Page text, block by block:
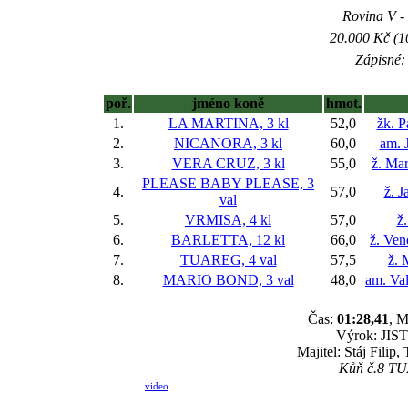
Rovina V
20.000 Kč
poř. jméno koně
hmot.
1.
LA MARTINA, 3 kl 52,0
žk.
2.
NICANORA, 3 kl 60,0
am.
3.
VERA CRUZ, 3 kl 55,0
ž.
4.
PLEASE BABY PLEASE, 3
val
57,0
ž.
5.
VRMISA, 4 kl 57,0
6.
BARLETTA, 12 kl 66,0
ž.
7.
TUAREG, 4 val 57,5
ž.
8.
MARIO BOND, 3 val 48,0 am.
Čas: 01:28,41,
Výrok:
Majitel: Stáj Filip,
Kůň č.8
video